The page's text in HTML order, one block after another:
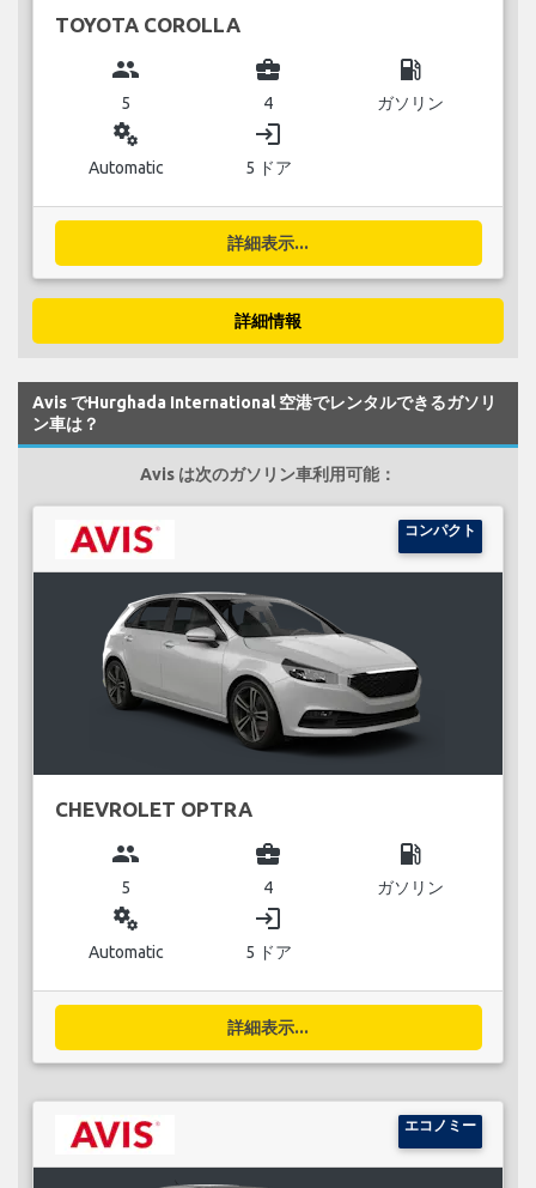
TOYOTA COROLLA
group
5
business_center
4
local_gas_station
ガソリン
miscellaneous_services
Automatic
login
5 ドア
詳細表示...
詳細情報
Avis でHurghada International 空港でレンタルできるガソリ
ン車は？
Avis は次のガソリン車利用可能：
コンパクト
CHEVROLET OPTRA
group
5
business_center
4
local_gas_station
ガソリン
miscellaneous_services
Automatic
login
5 ドア
詳細表示...
エコノミー